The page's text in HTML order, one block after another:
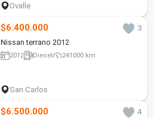
Ovalle
$6.400.000
3
Nissan terrano 2012
2012 Diesel 241000 km
San Carlos
$6.500.000
4